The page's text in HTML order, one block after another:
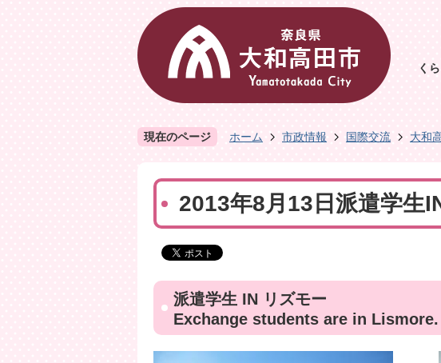
く
現在のページ ホーム 市政情報 国際交流 大和
2013年8月13日派遣学生
派遣学生 IN リズモー
Exchange students are in Lismore.